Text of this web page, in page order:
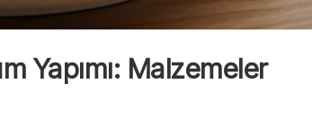
Yapımı: Malzemeler